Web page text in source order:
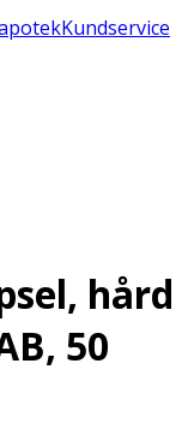
Kundservice
hård
50